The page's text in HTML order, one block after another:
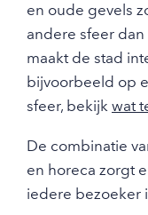
en oude gevels
andere sfeer
maakt de stad
bijvoorbeeld op
sfeer, bekijk wat
De combinatie
en horeca zorgt
iedere bezoeker